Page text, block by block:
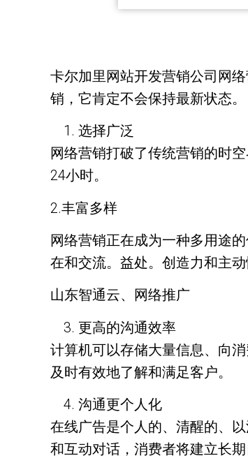
卡尔加里网站开发营销公司网
销，它肯定不会保持最新状态。
选择广泛
网络营销打破了传统营销的时
24小时。
2.丰富多样
网络营销正在成为一种多用途
在和交流。益处。创造力和主动
山东智通云、网络推广
更高的沟通效率
计算机可以存储大量信息、向
及时有效地了解和满足客户。
沟通更个人化
在线广告是个人的、清醒的、
和互动对话，消费者将建立长